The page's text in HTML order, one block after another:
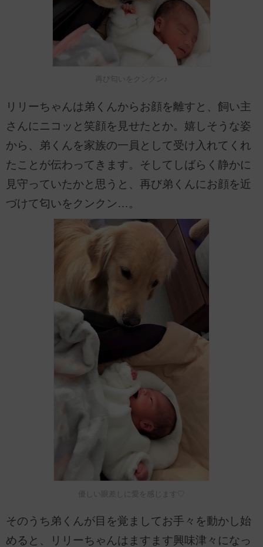
再び匂いをクンクン♪
リリーちゃんは弟くんからお顔を離すと、飼い主
さんにニコッと笑顔を見せたとか。嬉しそうな姿
から、弟くんを家族の一員として受け入れてくれ
たことが伝わってきます。そしてしばらく静かに
見守っていたかと思うと、再び弟くんにお顔を近
づけて匂いをクンクン…。
優しい眼差しに愛を感じます♡
そのうち弟くんが目を覚ましてお手々を動かし始
めると、リリーちゃんはますます興味津々になっ